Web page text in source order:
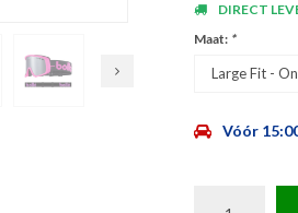
DIRECT
Maat: *
Large Fit -
Vóór